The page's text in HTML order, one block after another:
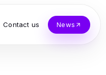
Contact us News